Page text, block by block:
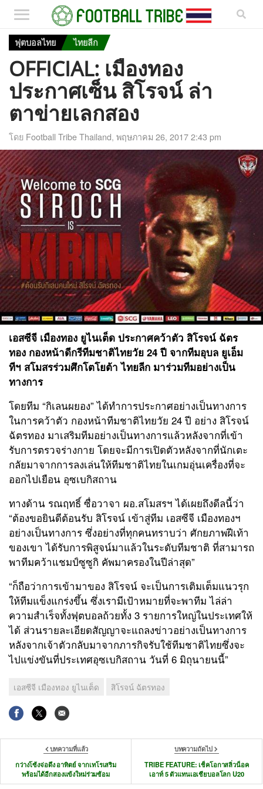
ฟุตบอลไทย ไทยลีก
OFFICIAL: เมืองทอง
ประกาศเซ็น สิโรจน์ ล่า
ตาข่ายเลกสอง
โดย Football Tribe Thailand, พฤษภาคม 26, 2017 2:43 pm
เอสซีจี เมืองทอง ยูไนเต็ด ประกาศคว้าตัว สิโรจน์ ฉัตร
ทอง กองหน้าดีกรีทีมชาติไทยวัย 24 ปี จากทีมอุบล ยูเอ็ม
ทีฯ สโมสรร่วมศึกโตโยต้า ไทยลีก มาร่วมทีมอย่างเป็น
ทางการ
โดยทีม “กิเลนผยอง” ได้ทำการประกาศอย่างเป็นทางการ
ในการคว้าตัว กองหน้าทีมชาติไทยวัย 24 ปี อย่าง สิโรจน์
ฉัตรทอง มาเสริมทีมอย่างเป็นทางการแล้วหลังจากที่เข้า
รับการตรวจร่างกาย โดยจะมีการเปิดตัวหลังจากที่นักเตะ
กลัยมาจากการลงเล่นให้ทีมชาติไทยในเกมอุ่นเครื่องที่จะ
ออกไปเยือน อุซเบกิสถาน
ทางด้าน รณฤทธิ์ ซื่อวาจา ผอ.สโมสรฯ ได้เผยถึงดีลนี้ว่า
“ต้องขอยินดีต้อนรับ สิโรจน์ เข้าสู่ทีม เอสซีจี เมืองทองฯ
อย่างเป็นทางการ ซึ่งอย่างที่ทุกคนทราบว่า ศักยภาพฝีเท้า
ของเขา ได้รับการพิสูจน์มาแล้วในระดับทีมชาติ ที่สามารถ
พาทีมคว้าแชมป์ซูซูกิ คัพมาครองในปีล่าสุด”
“ก็ถือว่าการเข้ามาของ สิโรจน์ จะเป็นการเติมเต็มแนวรุก
ให้ทีมแข็งแกร่งขึ้น ซึ่งเรามีเป้าหมายที่จะพาทีม ไล่ล่า
ความสำเร็จทั้งฟุตบอลถ้วยทั้ง 3 รายการใหญ่ในประเทศให้
ได้ ส่วนรายละเอียดสัญญาจะแถลงข่าวอย่างเป็นทางการ
หลังจากเจ้าตัวกลับมาจากภารกิจรับใช้ทีมชาติไทยซึ่งจะ
ไปแข่งขันที่ประเทศอุซเบกิสถาน วันที่ 6 มิถุนายนนี้”
เอสซีจี เมืองทอง ยูไนเต็ด สิโรจน์ ฉัตรทอง
บทความที่แล้ว
กว่างโซ้งจ่อดึง อาทิตย์ จากเทโรเสริม
พร้อมได้อีกสองแข้งใหม่ร่วมซ้อม
บทความถัดไป
TRIBE FEATURE: เช็คโอกาสลิ่วน็อค
เอาท์ 5 ตัวแทนเอเชียบอลโลก U20